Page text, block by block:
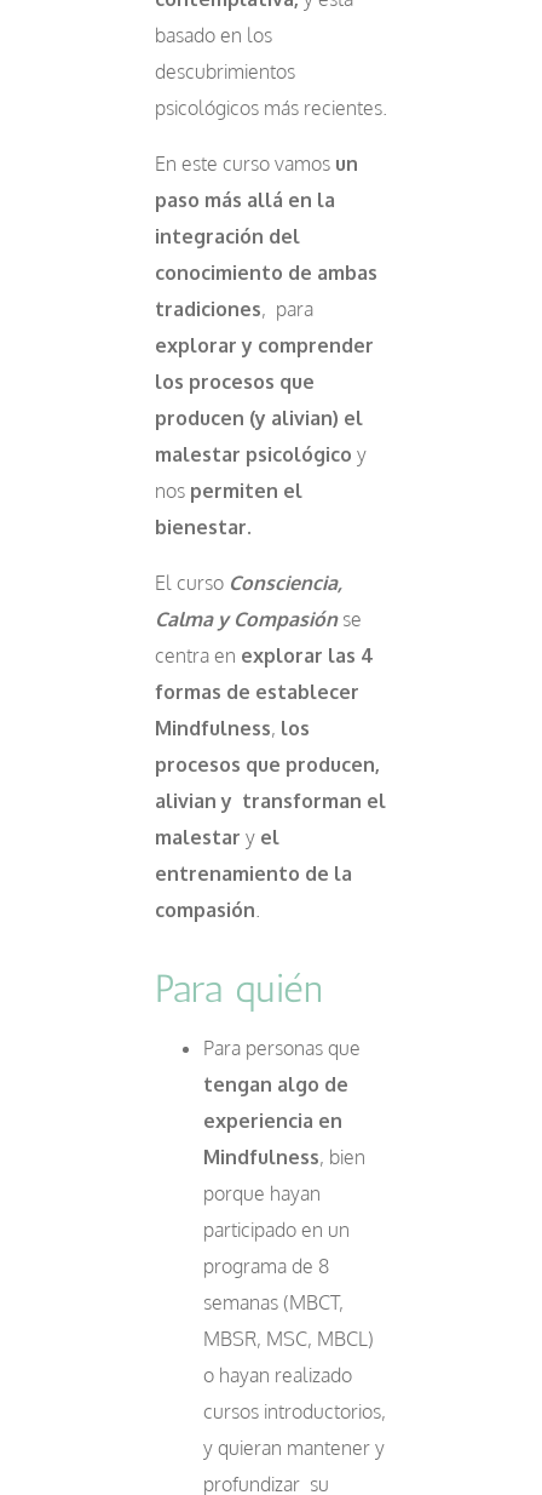
basado en los
descubrimientos
psicológicos más recientes.
En este curso vamos un
paso más allá en la
integración del
conocimiento de ambas
tradiciones, para
explorar y comprender
los procesos que
producen (y alivian) el
malestar psicológico y
nos permiten el
bienestar.
El curso Consciencia,
Calma y Compasión se
centra en explorar las 4
formas de establecer
Mindfulness, los
procesos que producen,
alivian y transforman el
malestar y el
entrenamiento de la
compasión.
Para quién
Para personas que
tengan algo de
experiencia en
Mindfulness, bien
porque hayan
participado en un
programa de 8
semanas (MBCT,
MBSR, MSC, MBCL)
o hayan realizado
cursos introductorios,
y quieran mantener y
profundizar su